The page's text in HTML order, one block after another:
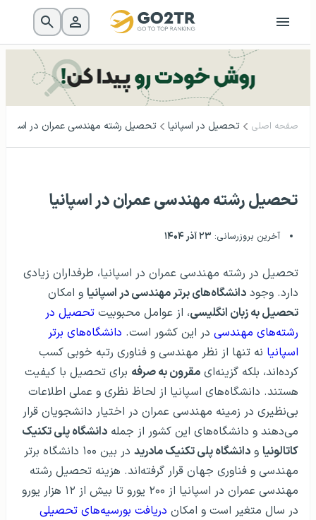
صفحه اصلی تحصیل در اسپانیا تحصیل رشته مهندسی عمران در اسپانیا
تحصیل رشته مهندسی عمران در اسپانیا
آخرین بروزرسانی: ۲۳ آذر ۱۴۰۴
تحصیل در رشته مهندسی عمران در اسپانیا، طرفداران زیادی
دارد. وجود دانشگاه‌های برتر مهندسی در اسپانیا و امکان
تحصیل به زبان انگلیسی، از عوامل محبوبیت تحصیل در
رشته‌های مهندسی در این کشور است. دانشگاه‌های برتر
اسپانیا نه تنها از نظر مهندسی و فناوری رتبه خوبی کسب
کرده‌اند، بلکه گزینه‌ای مقرون به صرفه برای تحصیل با کیفیت
هستند. دانشگاه‌های اسپانیا از لحاظ نظری و عملی اطلاعات
بی‌نظیری در زمینه مهندسی عمران در اختیار دانشجویان قرار
می‌دهند و دانشگاه‌های این کشور از جمله دانشگاه پلی تکنیک
کاتالونیا و دانشگاه پلی تکنیک مادرید
در بین ۱۰۰ دانشگاه برتر
مهندسی و فناوری جهان قرار گرفته‌اند. هزینه تحصیل رشته
مهندسی عمران در اسپانیا از ۲۰۰ یورو تا بیش از ۱۲ هزار یورو
در سال متغیر است و امکان دریافت بورسیه‌های تحصیلی